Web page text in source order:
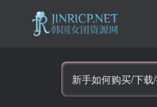
新手如何购买/下